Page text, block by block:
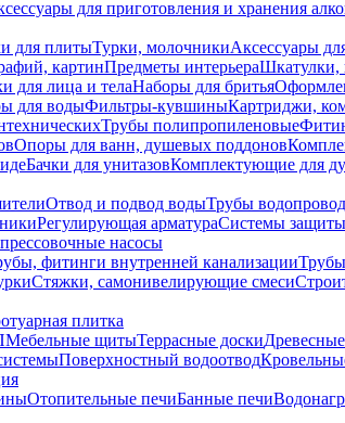
для приготовления и хранения
для плитыТурки, молочникиАксессуары
картинПредметы интерьераШкатулки,
для лица и телаНаборы для бритья
для водыФильтры-кувшиныКартриджи,
Трубы полипропиленовые
Опоры для ванн, душевых поддонов
Бачки для унитазовКомплектующие для
Отвод и подвод водыТрубы
Регулирующая арматураСистемы защиты
насосы
фитинги внутренней канализации
Стяжки, самонивелирующие смеси
плитка
Мебельные щитыТеррасные доски
Поверхностный водоотвод
Отопительные печиБанные печи